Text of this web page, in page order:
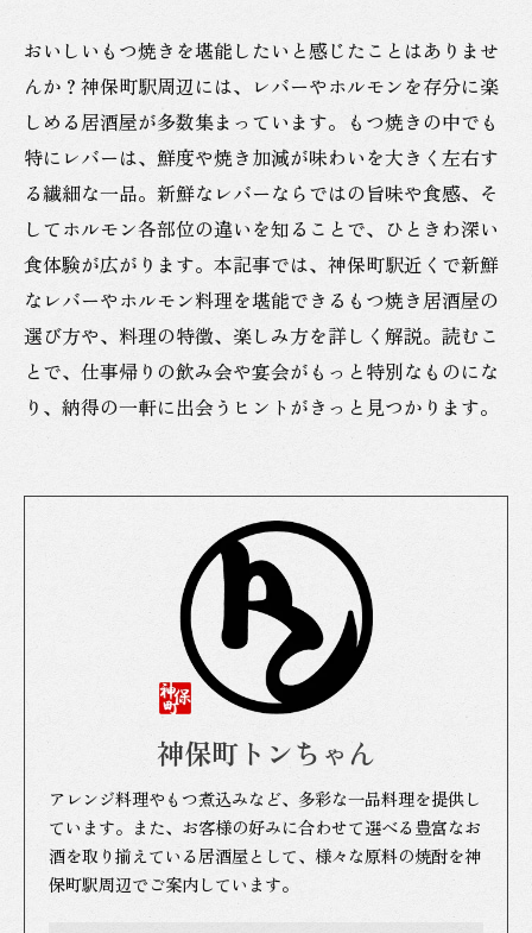
おいしいもつ焼きを堪能したいと感じたことはありませ
んか？神保町駅周辺には、レバーやホルモンを存分に楽
しめる居酒屋が多数集まっています。もつ焼きの中でも
特にレバーは、鮮度や焼き加減が味わいを大きく左右す
る繊細な一品。新鮮なレバーならではの旨味や食感、そ
してホルモン各部位の違いを知ることで、ひときわ深い
食体験が広がります。本記事では、神保町駅近くで新鮮
なレバーやホルモン料理を堪能できるもつ焼き居酒屋の
選び方や、料理の特徴、楽しみ方を詳しく解説。読むこ
とで、仕事帰りの飲み会や宴会がもっと特別なものにな
り、納得の一軒に出会うヒントがきっと見つかります。
神保町トンちゃん
アレンジ料理やもつ煮込みなど、多彩な一品料理を提供し
ています。また、お客様の好みに合わせて選べる豊富なお
酒を取り揃えている居酒屋として、様々な原料の焼酎を神
保町駅周辺でご案内しています。